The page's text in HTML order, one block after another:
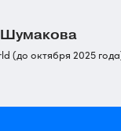
(до октября 2025